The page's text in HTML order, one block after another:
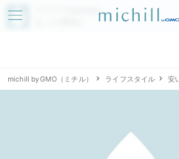
アプリでmichillが
michill byGMO（ミチル） ライフスタイル 安